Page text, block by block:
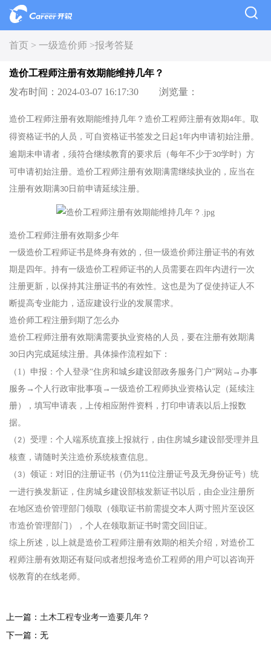
首页 > 一级造价师 >报考答疑
造价工程师注册有效期能维持几年？
发布时间：2024-03-07 16:17:30
浏览量：
造价工程师注册有效期能维持几年？造价工程师注册有效期4年。取
得资格证书的人员，可自资格证书签发之日起1年内申请初始注册。
逾期未申请者，须符合继续教育的要求后（每年不少于30学时）方
可申请初始注册。造价工程师注册有效期满需继续执业的，应当在
注册有效期满30 日前申请延续注册。
造价工程师注册有效期多少年
一级造价工程师证书是终身有效的，但一级造价师注册证书的有效
期是四年。持有一级造价工程师证书的人员需要在四年内进行一次
注册更新，以保持其注册证书的有效性。这也是为了促使持证人不
断提高专业能力，适应建设行业的发展需求。
造价师工程注册到期了怎么办
造价工程师注册有效期满需要执业资格的人员，要在注册有效期满
30 日内完成延续注册。具体操作流程如下：
（1） 申报：个人登录“住房和城乡建设部政务服务门户”网站→办事
服务→个人行政审批事项→一级造价工程师执业资格认定（延续注
册），填写申请表，上传相应附件资料，打印申请表以后上报数
据。
（2）受理：个人端系统直接上报就行，由住房城乡建设部受理并且
核查，请随时关注造价系统核查信息。
（ 3）领证：对旧的注册证书（仍为11位注册证号及无身份证号）统
一进行换发新证，住房城乡建设部核发新证书以后，由企业注册所
在地区造价管理部门领取（领取证书前需提交本人两寸照片至设区
市造价管理部门），个人在领取新证书时需交回旧证。
综上所述，以上就是造价工程师注册有效期的相关介绍，对造价工
程师注册有效期还有疑问或者想报考造价工程师的用户可以咨询开
锐教育的在线老师。
上一篇： 土木工程专业考一造要几年？
下一篇：无